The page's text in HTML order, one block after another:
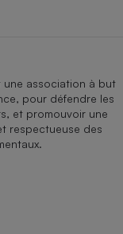
une association à but
pour défendre les
et promouvoir une
respectueuse des